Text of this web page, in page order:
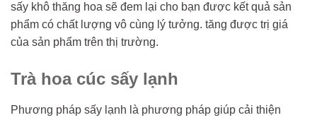
sấy khô thăng hoa sẽ đem lại cho bạn được kết quả sản
phẩm có chất lượng vô cùng lý tưởng. tăng được trị giá
của sản phẩm trên thị trường.
Trà hoa cúc sấy lạnh
Phương pháp sấy lạnh là phương pháp giúp cải thiện